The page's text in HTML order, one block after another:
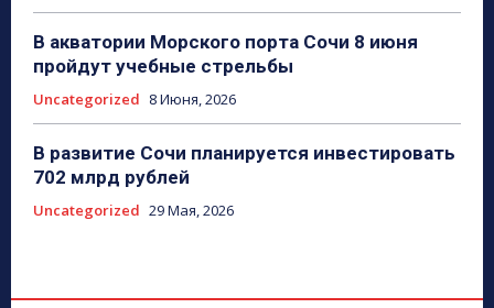
В акватории Морского порта Сочи 8 июня
пройдут учебные стрельбы
Uncategorized 8 Июня, 2026
В развитие Сочи планируется инвестировать
702 млрд рублей
Uncategorized 29 Мая, 2026